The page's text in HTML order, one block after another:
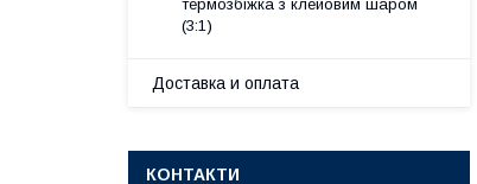
термозбіжка з клейовим шаром
(3:1)
Доставка и оплата
КОНТАКТИ